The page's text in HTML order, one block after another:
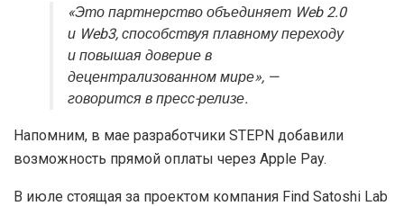
«Это партнерство объединяет Web 2.0
и Web3, способствуя плавному переходу
и повышая доверие в
децентрализованном мире», —
говорится в пресс-релизе.
Напомним, в мае разработчики STEPN добавили
возможность прямой оплаты через Apple Pay.
В июле стоящая за проектом компания Find Satoshi Lab